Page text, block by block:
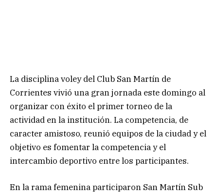
La disciplina voley del Club San Martín de
Corrientes vivió una gran jornada este domingo al
organizar con éxito el primer torneo de la
actividad en la institución. La competencia, de
caracter amistoso, reunió equipos de la ciudad y el
objetivo es fomentar la competencia y el
intercambio deportivo entre los participantes.
En la rama femenina participaron San Martín Sub